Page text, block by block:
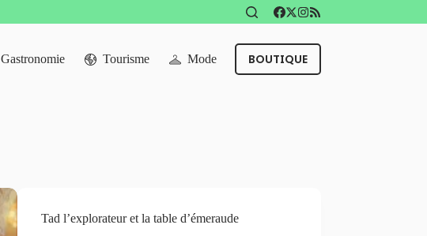
Gastronomie Tourisme Mode BOUTIQUE
Tad l’explorateur et la table d’émeraude